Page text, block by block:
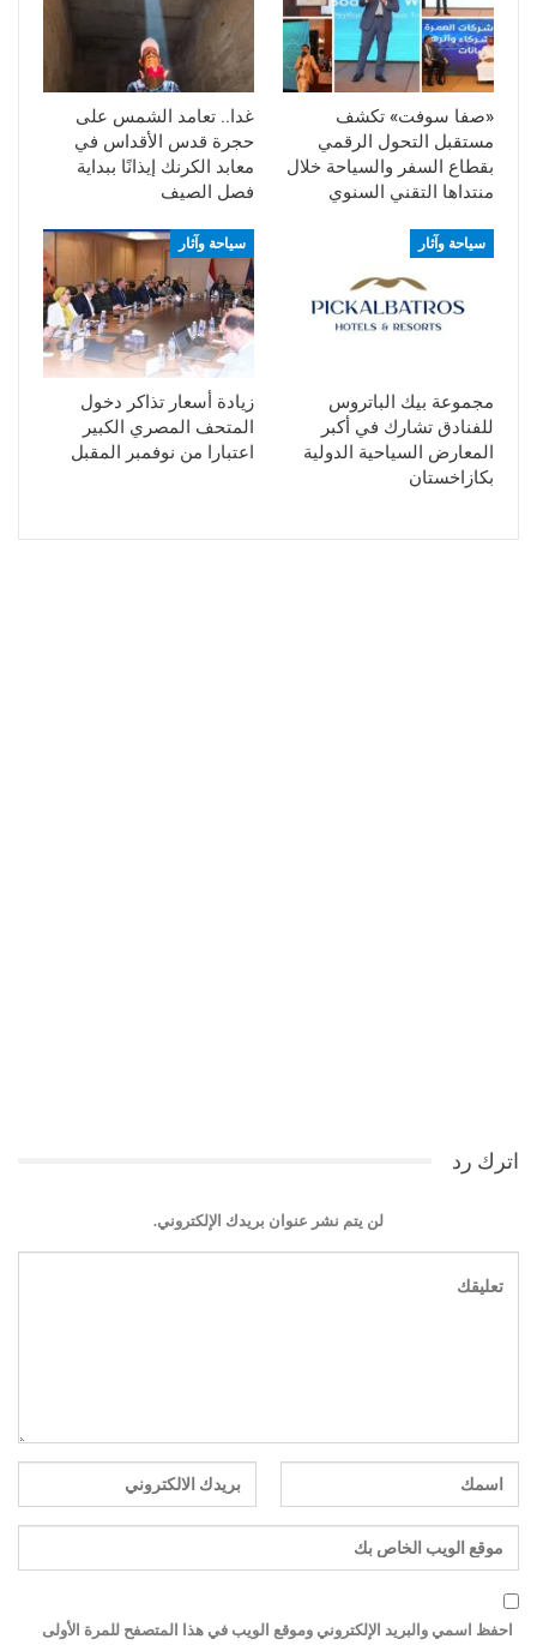
«صفا سوفت» تكشف
مستقبل التحول الرقمي
بقطاع السفر والسياحة خلال
منتداها التقني السنوي
غدا.. تعامد الشمس على
حجرة قدس الأقداس في
معابد الكرنك إيذانًا ببداية
فصل الصيف
سياحة وآثار
مجموعة بيك الباتروس
للفنادق تشارك في أكبر
المعارض السياحية الدولية
بكازاخستان
سياحة وآثار
زيادة أسعار تذاكر دخول
المتحف المصري الكبير
اعتبارا من نوفمبر المقبل
اترك رد
لن يتم نشر عنوان بريدك الإلكتروني.
احفظ اسمي والبريد الإلكتروني وموقع الويب في هذا المتصفح للمرة الأولى